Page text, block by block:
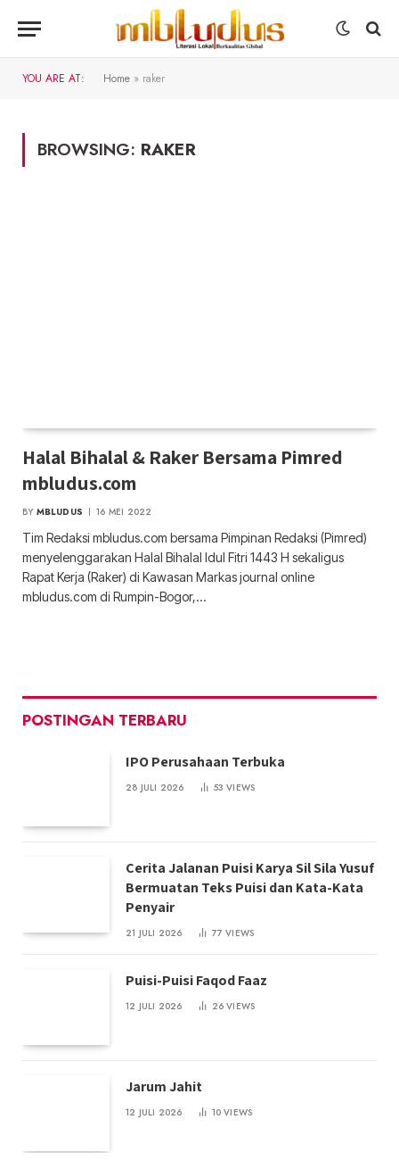
YOU ARE AT: Home » raker
BROWSING: RAKER
Halal Bihalal & Raker Bersama Pimred
mbludus.com
BY MBLUDUS 16 MEI 2022
Tim Redaksi mbludus.com bersama Pimpinan Redaksi (Pimred)
menyelenggarakan Halal Bihalal Idul Fitri 1443 H sekaligus
Rapat Kerja (Raker) di Kawasan Markas journal online
mbludus.com di Rumpin-Bogor,…
POSTINGAN TERBARU
IPO Perusahaan Terbuka
28 JULI 2026 53VIEWS
Cerita Jalanan Puisi Karya Sil Sila Yusuf
Bermuatan Teks Puisi dan Kata-Kata
Penyair
21 JULI 2026 77VIEWS
Puisi-Puisi Faqod Faaz
12 JULI 2026 26VIEWS
Jarum Jahit
12 JULI 2026 10VIEWS